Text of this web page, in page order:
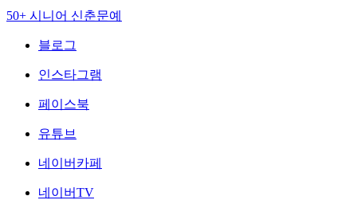
50+ 시니어 신춘문예
블로그
인스타그램
페이스북
유튜브
네이버카페
네이버TV